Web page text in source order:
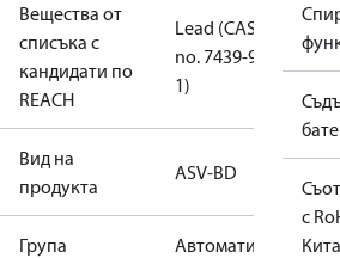
Вещества от
списъка с
кандидати по
REACH
Lead (CAS
no. 7439-92-
1)
Вид на
продукта
ASV-BD
Група
Автоматично
с